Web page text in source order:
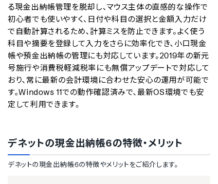
る現金出納帳管理を脱却し、マウス主体の直感的な操作で
初心者でも使いやすく、日付や科目の選択と金額入力だけ
で自動計算されるため、計算ミスを防止できます。よく使う
科目や摘要を登録して入力をさらに効率化でき、小口現金
帳や預金出納帳の管理にも対応しています。2019年の新元
号施行や消費税軽減税率にも無償アップデートで対応して
おり、常に最新の会計環境に合わせた安心の運用が可能で
す。Windows 11での動作確認済みで、最新OS環境でも安
定して利用できます。
デネットの現金出納帳6の特徴・メリット
デネットの現金出納帳6の特徴やメリットをご紹介します。